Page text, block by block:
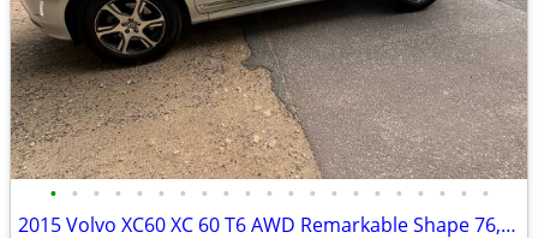
• • • • • • • • • • • • • • • • • • • • •
2015 Volvo XC60 XC 60 T6 AWD Remarkable Shape 76,000 Miles!